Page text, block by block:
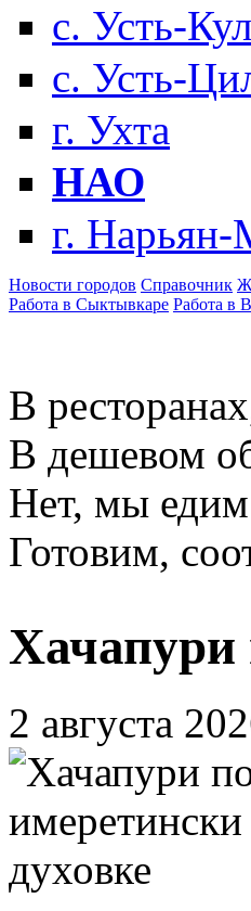
с. Усть-
с. Усть-
г. Ухта
НАО
г.
Новости городов Справочник
Работа в Сыктывкаре Работа в
В
В дешевом
Нет, мы
Готовим,
Хачапури
2 августа